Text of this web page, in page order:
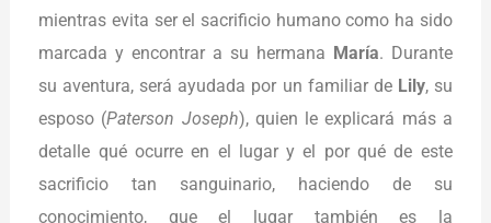
mientras evita ser el sacrificio humano como ha sido
marcada y encontrar a su hermana María. Durante
su aventura, será ayudada por un familiar de Lily, su
esposo (Paterson Joseph), quien le explicará más a
detalle qué ocurre en el lugar y el por qué de este
sacrificio tan sanguinario, haciendo de su
conocimiento, que el lugar también es la